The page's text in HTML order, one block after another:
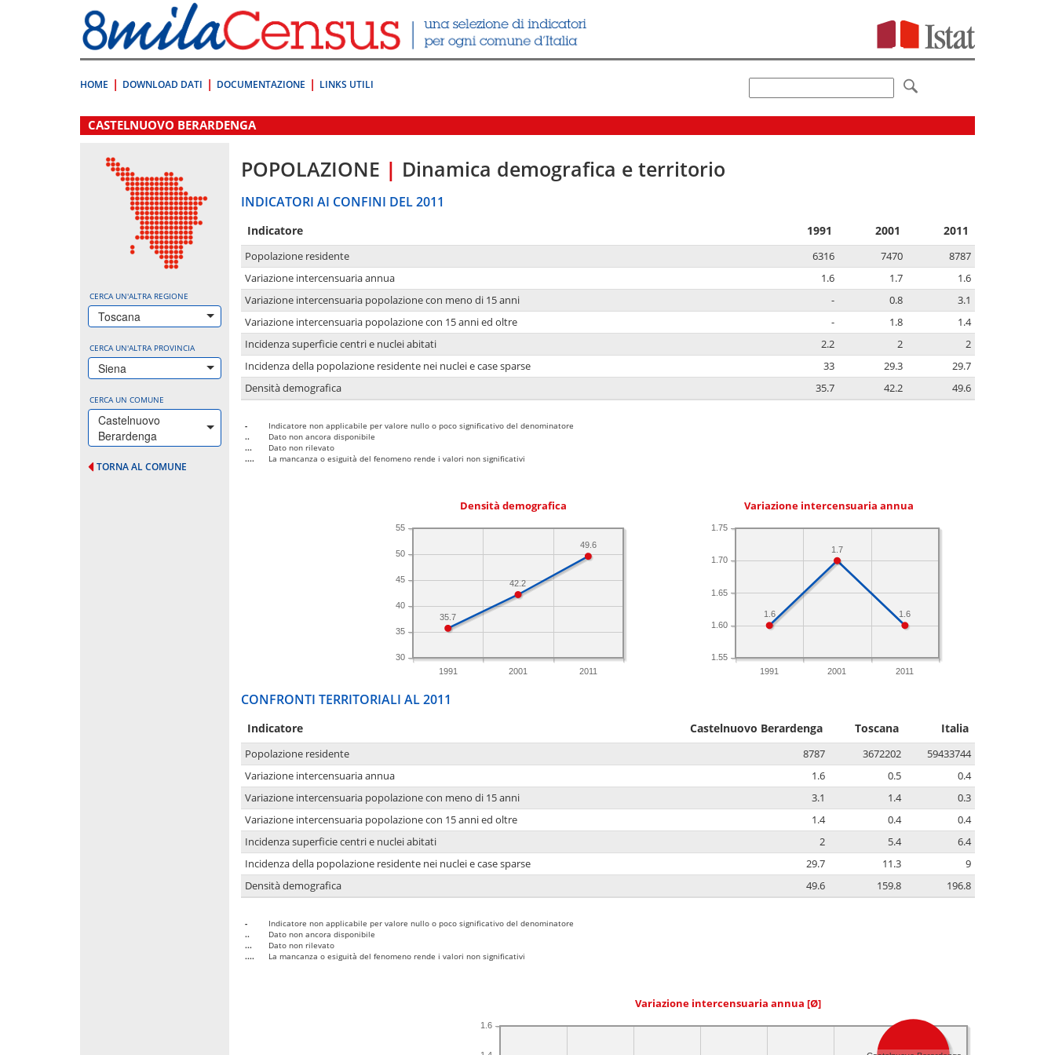
direttamente
a:
Contenuto
HOME DOWNLOAD DATI DOCUMENTAZIONE LINKS UTILI
.
CASTELNUOVO BERARDENGA
CERCA UN'ALTRA REGIONE
Toscana
CERCA UN'ALTRA PROVINCIA
Siena
CERCA UN COMUNE
Castelnuovo
Berardenga
TORNA AL COMUNE
POPOLAZIONE | Dinamica demografica e territorio
INDICATORI AI CONFINI DEL 2011
Indicatore 1991 2001 2011
Popolazione residente 6316 7470
8787
Variazione intercensuaria annua
1.6 1.7
1.6
Variazione intercensuaria popolazione con meno di 15 anni
- 0.8
3.1
Variazione intercensuaria popolazione con 15 anni ed oltre
- 1.8
1.4
Incidenza superficie centri e nuclei abitati
2.2 2
2
Incidenza della popolazione residente nei nuclei e case sparse
33 29.3
29.7
Densità demografica
35.7 42.2 49.6
-
Indicatore non applicabile per valore nullo o poco significativo del denominatore
..
Dato non ancora disponibile
...
Dato non rilevato
....
La mancanza o esiguità del fenomeno rende i valori non significativi
Densità demografica
1991 2001 2011
30
35
40
45
50
55
49.6
42.2
35.7
Variazione intercensuaria annua
1991 2001 2011
1.55
1.60
1.65
1.70
1.75
1.6
1.7
1.6
CONFRONTI TERRITORIALI AL 2011
Indicatore Castelnuovo Berardenga Toscana Italia
Popolazione residente 8787 3672202
59433744
Variazione intercensuaria annua
1.6 0.5
0.4
Variazione intercensuaria popolazione con meno di 15 anni
3.1 1.4
0.3
Variazione intercensuaria popolazione con 15 anni ed oltre
1.4 0.4
0.4
Incidenza superficie centri e nuclei abitati
2 5.4
6.4
Incidenza della popolazione residente nei nuclei e case sparse
29.7 11.3
9
Densità demografica
49.6 159.8 196.8
-
Indicatore non applicabile per valore nullo o poco significativo del denominatore
..
Dato non ancora disponibile
...
Dato non rilevato
....
La mancanza o esiguità del fenomeno rende i valori non significativi
Variazione intercensuaria annua [Ø]
1.6